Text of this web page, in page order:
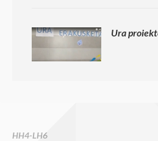
Ura
HH4-LH6